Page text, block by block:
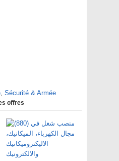
, Sécurité & Armée
offres